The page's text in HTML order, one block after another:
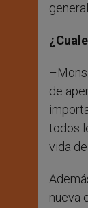
de
todos
vida
nueva